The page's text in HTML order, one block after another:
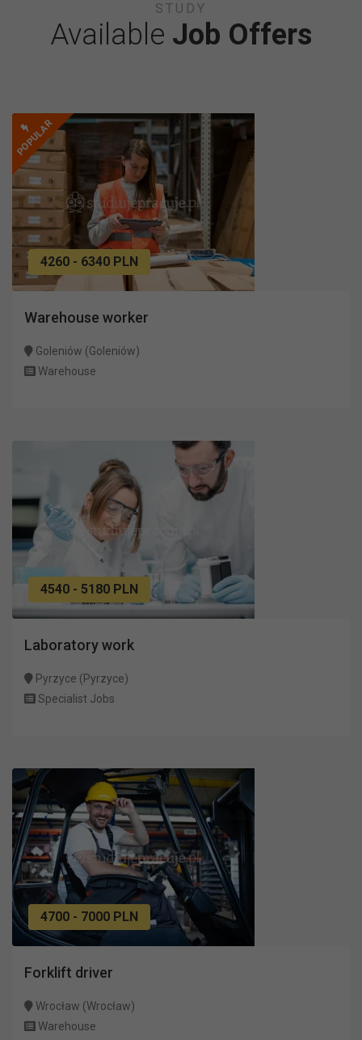
STUDY
Available Job Offers
POPULAR
4260 - 6340 PLN
Warehouse worker
Goleniów (Goleniów)
Warehouse
4540 - 5180 PLN
Laboratory work
Pyrzyce (Pyrzyce)
Specialist Jobs
4700 - 7000 PLN
Forklift driver
Wrocław (Wrocław)
Warehouse